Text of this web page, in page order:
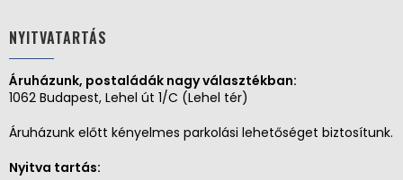
NYITVATARTÁS
Áruházunk, postaládák nagy választékban:
1062 Budapest, Lehel út 1/C (Lehel tér)
Áruházunk előtt kényelmes parkolási lehetőséget biztosítunk.
Nyitva tartás: